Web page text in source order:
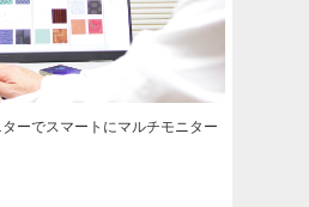
ターでスマートにマルチモニター